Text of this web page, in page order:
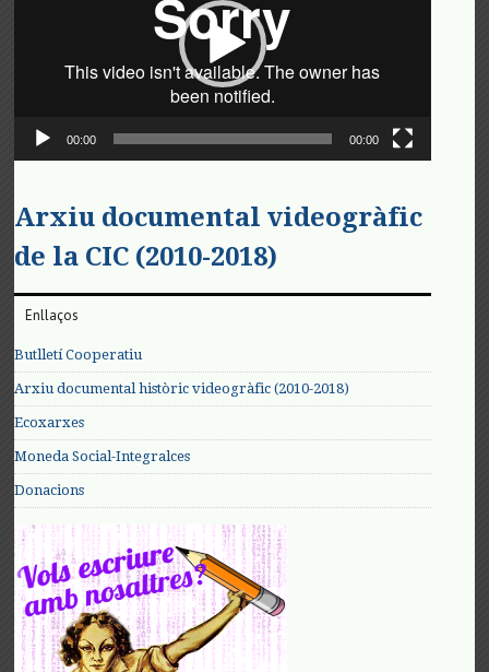
00:00 00:00
Arxiu documental videogràfic
de la CIC (2010-2018)
Enllaços
Butlletí Cooperatiu
Arxiu documental històric videogràfic (2010-2018)
Ecoxarxes
Moneda Social-Integralces
Donacions